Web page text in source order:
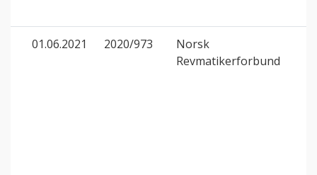
01.06.2021 2020/973
Norsk
Revmatikerforbund